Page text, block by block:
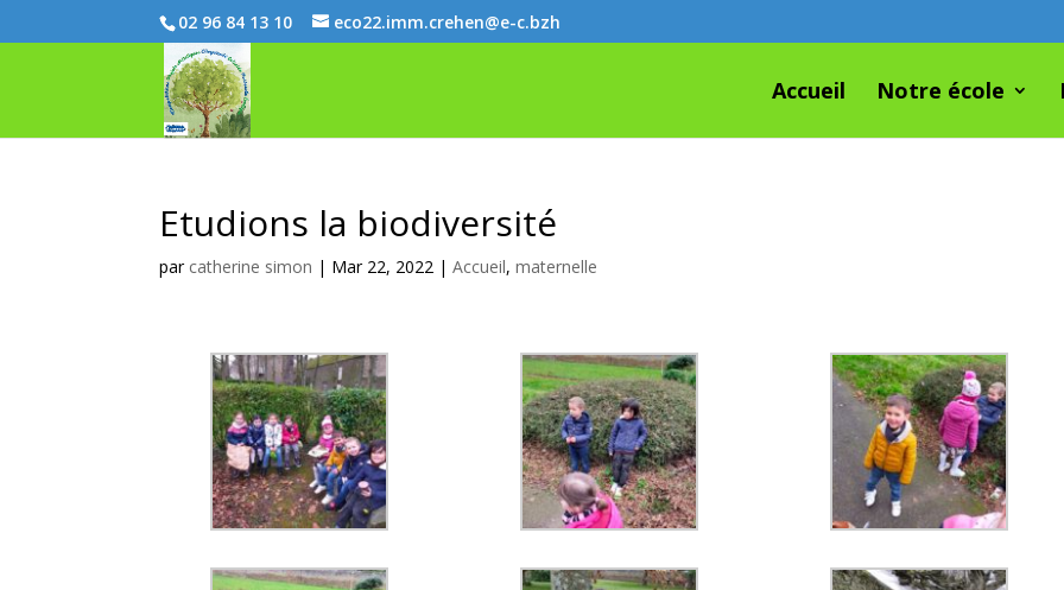
02 96 84 13 10 eco22.imm.crehen@e-c.bzh
Accueil Notre école
Etudions la biodiversité
par catherine simon | Mar 22, 2022 |Accueil,maternelle